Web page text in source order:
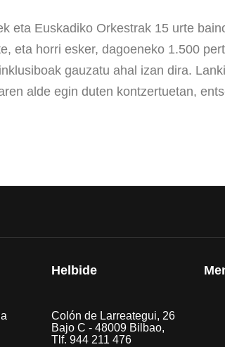
eta Euskadiko Orkestrak 15 urte
eta horri esker, dagoeneko 1.500
gauzatu ahal izan dira.
alde egin duten kontzertuetan,
Helbide
Colón de Larreategui, 26
Bajo C - 48009 Bilbao,
Tlf. 944 211 476